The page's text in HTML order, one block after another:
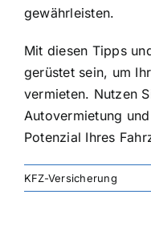
gewährleisten.
Mit diesen Tipps
gerüstet sein, um
vermieten. Nutzen
Autovermietung
Potenzial Ihres
KFZ-Versicherung